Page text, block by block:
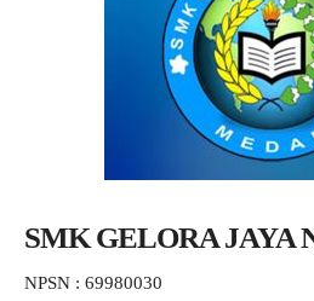
SMK GELORA JAYA
NPSN : 69980030